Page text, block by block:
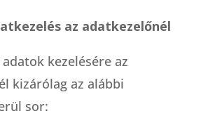
az adatkezelőnél
kezelésére az
kizárólag az alábbi
sor: